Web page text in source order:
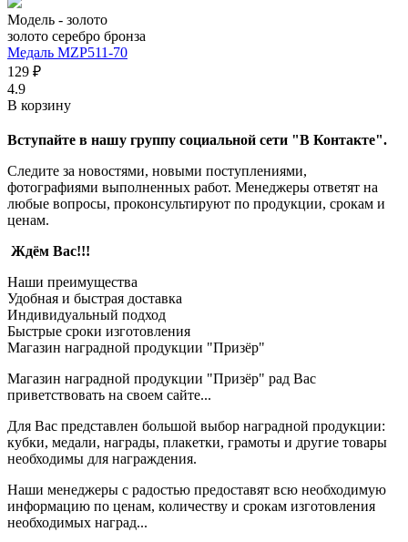
Модель - золото
золото серебро бронза
Медаль MZP511-70
129 ₽
4.9
В корзину
Вступайте в нашу группу социальной сети "В Контакте".
Следите за новостями, новыми поступлениями,
фотографиями выполненных работ. Менеджеры ответят на
любые вопросы, проконсультируют по продукции, срокам и
ценам.
Ждём Вас!!!
Наши преимущества
Удобная и быстрая доставка
Индивидуальный подход
Быстрые сроки изготовления
Магазин наградной продукции "Призёр"
Магазин наградной продукции "Призёр" рад Вас
приветствовать на своем сайте...
Для Вас представлен большой выбор наградной продукции:
кубки, медали, награды, плакетки, грамоты и другие товары
необходимы для награждения.
Наши менеджеры с радостью предоставят всю необходимую
информацию по ценам, количеству и срокам изготовления
необходимых наград...